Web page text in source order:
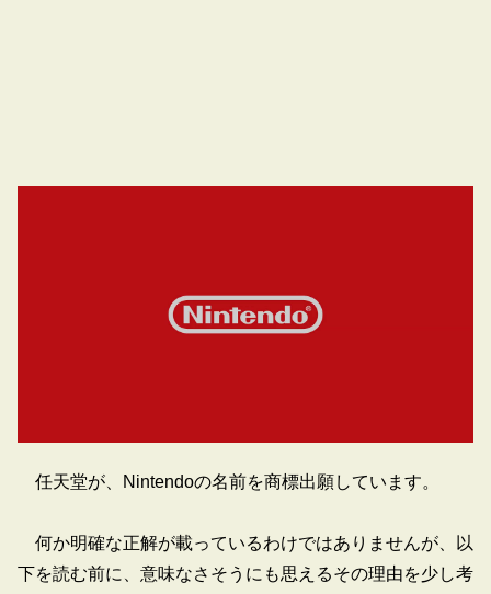
任天堂が、Nintendoの名前を商標出願しています。
何か明確な正解が載っているわけではありませんが、以
下を読む前に、意味なさそうにも思えるその理由を少し考